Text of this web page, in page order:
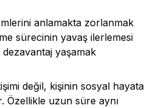
anlamakta zorlanmak
sürecinin yavaş ilerlemesi
yaşamak
değil, kişinin sosyal hayata
Özellikle uzun süre aynı